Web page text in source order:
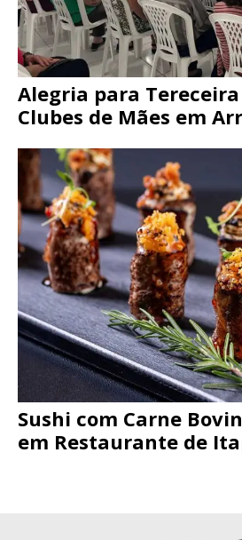
Alegria para
Clubes de Mães em
Sushi com Carne
em Restaurante de